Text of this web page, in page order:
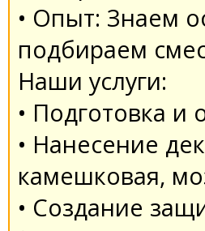
• Опыт: Знаем
подбираем
Наши услуги:
• Подготовка и
• Нанесение
камешковая,
• Создание